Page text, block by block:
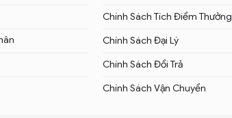
Chính Sách Tích Điểm Thưởng
Chính Sách Đại Lý
Chính Sách Đổi Trả
Chính Sách Vận Chuyển